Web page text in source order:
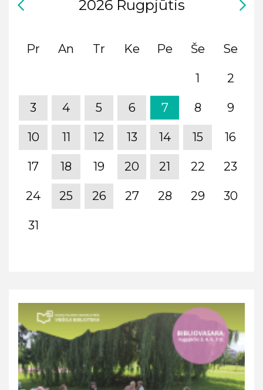
2026 Rugpjūtis
Pr An Tr Ke Pe Še Se
1 2
3 4 5 6 7 8 9
10 11 12 13 14 15 16
17 18 19 20 21 22 23
24 25 26 27 28 29 30
31